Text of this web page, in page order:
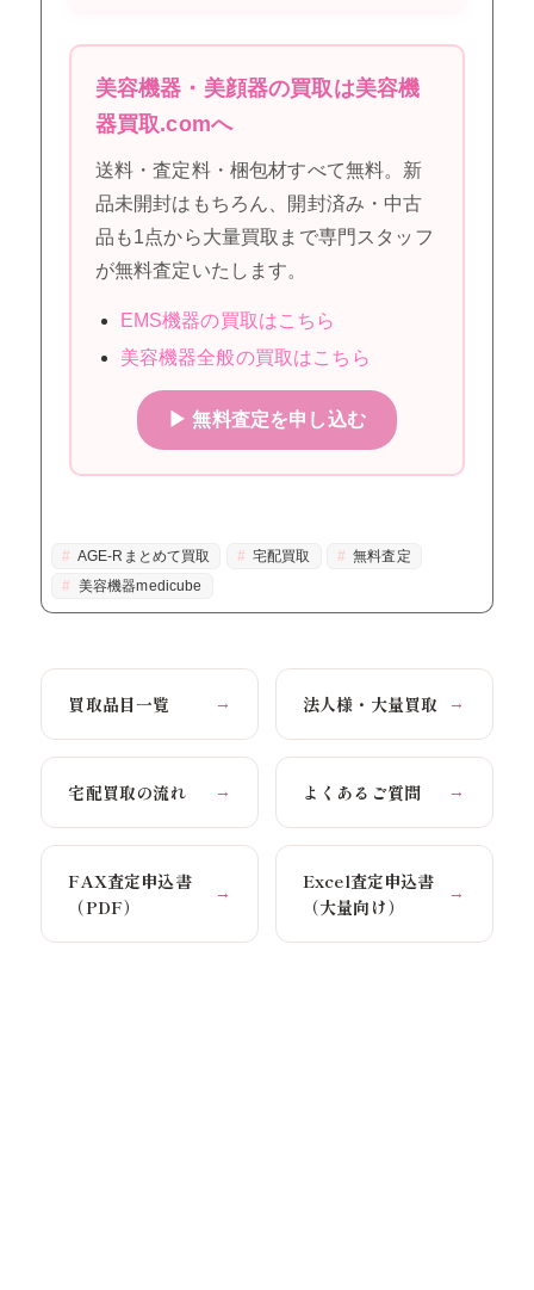
美容機器・美顔器の買取は美容機
器買取.comへ
送料・査定料・梱包材すべて無料。新
品未開封はもちろん、開封済み・中古
品も1点から大量買取まで専門スタッフ
が無料査定いたします。
EMS機器の買取はこちら
美容機器全般の買取はこちら
▶ 無料査定を申し込む
AGE-Rまとめて買取 宅配買取
無料査定
美容機器medicube
買取品目一覧 → 法人様・大量買取 →
宅配買取の流れ → よくあるご質問 →
FAX査定申込書
（PDF）
→
Excel査定申込書
（大量向け）
→